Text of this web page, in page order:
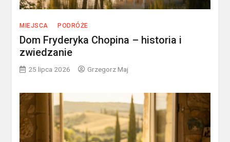
MIEJSCA PODRÓŻE
Dom Fryderyka Chopina – historia i
zwiedzanie
25 lipca 2026 Grzegorz Maj